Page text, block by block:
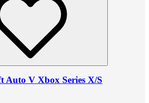
Auto V Xbox Series X/S